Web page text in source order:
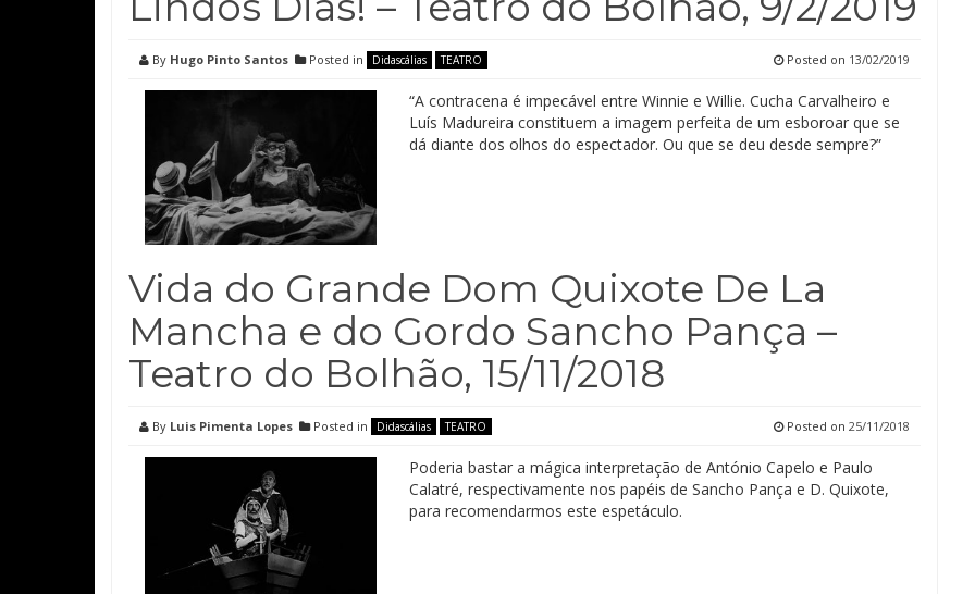
By Hugo Pinto Santos Posted in Didascálias TEATRO Posted on 13/02/2019
“A contracena é impecável entre Winnie e Willie. Cucha Carvalheiro e
Luís Madureira constituem a imagem perfeita de um esboroar que se
dá diante dos olhos do espectador. Ou que se deu desde sempre?”
Vida do Grande Dom Quixote De La
Mancha e do Gordo Sancho Pança –
Teatro do Bolhão, 15/11/2018
By Luis Pimenta Lopes Posted in Didascálias TEATRO Posted on 25/11/2018
Poderia bastar a mágica interpretação de António Capelo e Paulo
Calatré, respectivamente nos papéis de Sancho Pança e D. Quixote,
para recomendarmos este espetáculo.